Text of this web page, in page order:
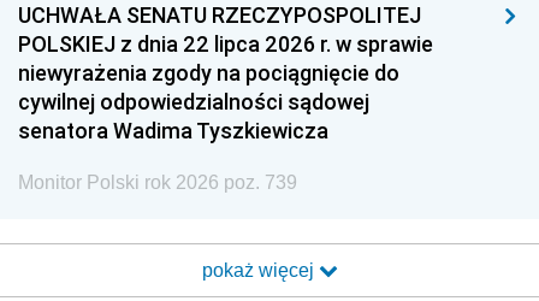
UCHWAŁA SENATU RZECZYPOSPOLITEJ
POLSKIEJ z dnia 22 lipca 2026 r. w sprawie
niewyrażenia zgody na pociągnięcie do
cywilnej odpowiedzialności sądowej
senatora Wadima Tyszkiewicza
Monitor Polski rok 2026 poz. 739
pokaż więcej